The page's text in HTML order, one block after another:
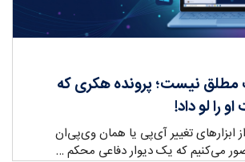
نیست؛ پرونده هکری که
را لو داد!
ابزارهای تغییر آی‌پی یا همان وی‌پی‌ان
می‌کنیم که یک دیوار دفاعی محکم …